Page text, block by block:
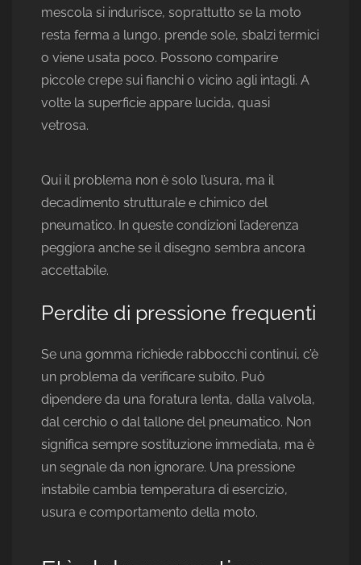
mescola si indurisce, soprattutto se la moto
resta ferma a lungo, prende sole, sbalzi termici
o viene usata poco. Possono comparire
piccole crepe sui fianchi o vicino agli intagli. A
volte la superficie appare lucida, quasi
vetrosa.
Qui il problema non è solo l’usura, ma il
decadimento strutturale e chimico del
pneumatico. In queste condizioni l’aderenza
peggiora anche se il disegno sembra ancora
accettabile.
Perdite di pressione frequenti
Se una gomma richiede rabbocchi continui, c’è
un problema da verificare subito. Può
dipendere da una foratura lenta, dalla valvola,
dal cerchio o dal tallone del pneumatico. Non
significa sempre sostituzione immediata, ma è
un segnale da non ignorare. Una pressione
instabile cambia temperatura di esercizio,
usura e comportamento della moto.